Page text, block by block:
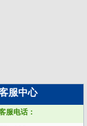
服中心
服电话：